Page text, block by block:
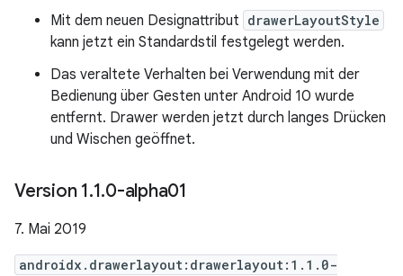
Mit dem neuen Designattribut drawerLayoutStyle
kann jetzt ein Standardstil festgelegt werden.
Das veraltete Verhalten bei Verwendung mit der
Bedienung über Gesten unter Android 10 wurde
entfernt. Drawer werden jetzt durch langes Drücken
und Wischen geöffnet.
Version 1.1.0-alpha01
7. Mai 2019
androidx.drawerlayout:drawerlayout:1.1.0-